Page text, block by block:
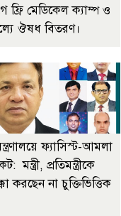
ফ্রি মেডিকেল ক্যাম্প ও
ঔষধ বিতরণ।
মন্ত্রণালয়ে ফ্যাসিস্ট-আমলা
মন্ত্রী, প্রতিমন্ত্রীকে
করছেন না চুক্তিভিত্তিক